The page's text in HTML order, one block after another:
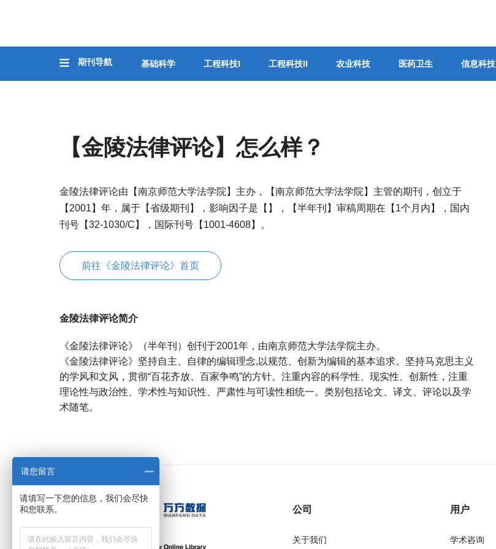
期刊导航 基础科学 工程科技I 工程科技II 农业科技 医药卫生 信息科技
【金陵法律评论】怎么样？
金陵法律评论由【南京师范大学法学院】主办，【南京师范大学法学院】主管的期刊，创立于
【2001】年，属于【省级期刊】，影响因子是【】，【半年刊】审稿周期在【1个月内】，国内
刊号【32-1030/C】，国际刊号【1001-4608】。
前往《金陵法律评论》首页
金陵法律评论简介
《金陵法律评论》（半年刊）创刊于2001年，由南京师范大学法学院主办。
《金陵法律评论》坚持自主、自律的编辑理念,以规范、创新为编辑的基本追求。坚持马克思主义
的学风和文风，贯彻“百花齐放、百家争鸣”的方针。注重内容的科学性、现实性、创新性，注重
理论性与政治性、学术性与知识性、严肃性与可读性相统一。类别包括论文、译文、评论以及学
术随笔。
公司
关于我们
用户
学术咨询
请您留言
请填写一下您的信息，我们会尽快
和您联系。